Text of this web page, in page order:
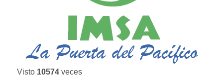
Visto 10574 veces